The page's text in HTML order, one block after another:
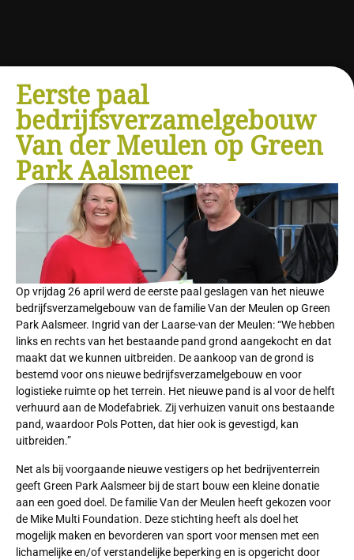
Eerste paal
bedrijfsverzamelgebouw
Van der Meulen op Green
Park Aalsmeer
Op vrijdag 26 april werd de eerste paal geslagen van het nieuwe
bedrijfsverzamelgebouw van de familie Van der Meulen op Green
Park Aalsmeer. Ingrid van der Laarse-van der Meulen: “We hebben
links en rechts van het bestaande pand grond aangekocht en dat
maakt dat we kunnen uitbreiden. De aankoop van de grond is
bestemd voor ons nieuwe bedrijfsverzamelgebouw en voor
logistieke ruimte op het terrein. Het nieuwe pand is al voor de helft
verhuurd aan de Modefabriek. Zij verhuizen vanuit ons bestaande
pand, waardoor Pols Potten, dat hier ook is gevestigd, kan
uitbreiden.”
Net als bij voorgaande nieuwe vestigers op het bedrijventerrein
geeft Green Park Aalsmeer bij de start bouw een kleine donatie
aan een goed doel. De familie Van der Meulen heeft gekozen voor
de Mike Multi Foundation. Deze stichting heeft als doel het
mogelijk maken en bevorderen van sport voor mensen met een
lichamelijke en/of verstandelijke beperking en is opgericht door